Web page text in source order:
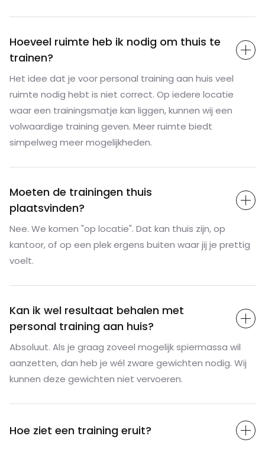
Hoeveel ruimte heb ik nodig om thuis te
trainen?
Het idee dat je voor personal training aan huis veel
ruimte nodig hebt is niet correct. Op iedere locatie
waar een trainingsmatje kan liggen, kunnen wij een
volwaardige training geven. Meer ruimte biedt
simpelweg meer mogelijkheden.
Moeten de trainingen thuis
plaatsvinden?
Nee. We komen "op locatie". Dat kan thuis zijn, op
kantoor, of op een plek ergens buiten waar jij je prettig
voelt.
Kan ik wel resultaat behalen met
personal training aan huis?
Absoluut. Als je graag zoveel mogelijk spiermassa wil
aanzetten, dan heb je wél zware gewichten nodig. Wij
kunnen deze gewichten niet vervoeren.
Hoe ziet een training eruit?